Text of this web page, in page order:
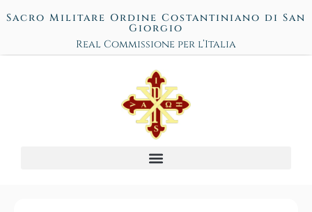
Sacro Militare Ordine Costantiniano di San
Giorgio
Real Commissione per l’Italia